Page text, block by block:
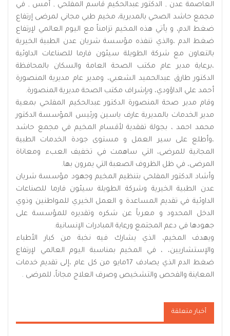
العاصمة عدن , الدكتور عبدالحكيم قاسم المفلحي , أمس , في
مجمع حاشد الصحي بالمديرية، مخيم طبي مجاني لمرضى إرتفاع
ضغط الدم، و يأتي هذه المخيم تزامناً مع اليوم العالمي لإرتفاع
ضغط الدم ،والذي تنفذه مؤسسة شريان عدن الطبية الخيرية
بالتعاون مع شركة الطويلة سيئون فارما للصناعات الداوئية
،برعاية مدير عام مكتب الصحة العامة والسكان بالمحافظة
الدكتور طارق عبدالحميد الشعبي، ومدير عام مديرية المنصورة
أحمد علي الداؤودي، وبإشراف مكتب الصحة مديرية المنصورة.
وقام مدير صحة المنصورة الدكتور عبدالحكيم المفلحي بمعية
مدير الخدمات بالمديرية عارف ياسين ورئيس المؤسسة الدكتور
محمد احمد ، بجولة تفقدية لأقسام المخيم في مجمع حاشد
،وأطلع على سير العمل و مستوى جودة الخدمات الطبية
المجانية للمرضى، التي ساهمت في تخفيف العبء ومعاناة
المرضى، في ظل الظروف الصعبة التي يمرون بها.
وأشاد الدكتور المفلحي بتنظيم المخيم وجهود مؤسسة شريان
عدن الطبية الخيرية وشركة الطويلة سيئون فارما للصناعات
الداوئية في تقديم المساعدة و العمل الخيري للمواطنين وذوي
الدخل المحدود و معرباً عن شكره وتقديره للمؤسسة على
جهودها في دعم المجتمع ورعاية المبادرات الإنسانية.
ويهدف المخيم، الذي يشارك فيه نخبة من كبار الأطباء
والإستشاريين، ، في المخيم بمناسبة اليوم العالمي لإرتفاع
ضغط الدم الذي يصادف 17مايو من كل عام ،إلى تقديم خدمات
المعاينة والفحص والتشخيص وصرف العلاج مجاناً، للمرضى .
أخبار متعلقة